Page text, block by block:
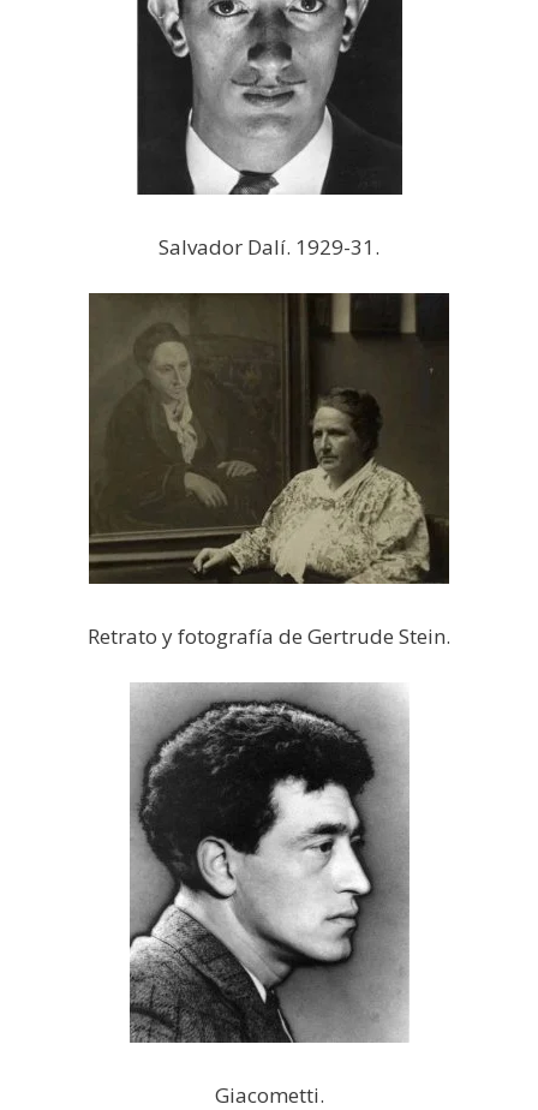
Salvador Dalí. 1929-31.
Retrato y fotografía de Gertrude Stein.
Giacometti.